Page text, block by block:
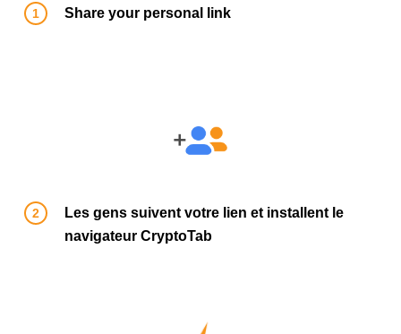
Share your personal link
Les gens suivent votre lien et installent le
navigateur CryptoTab